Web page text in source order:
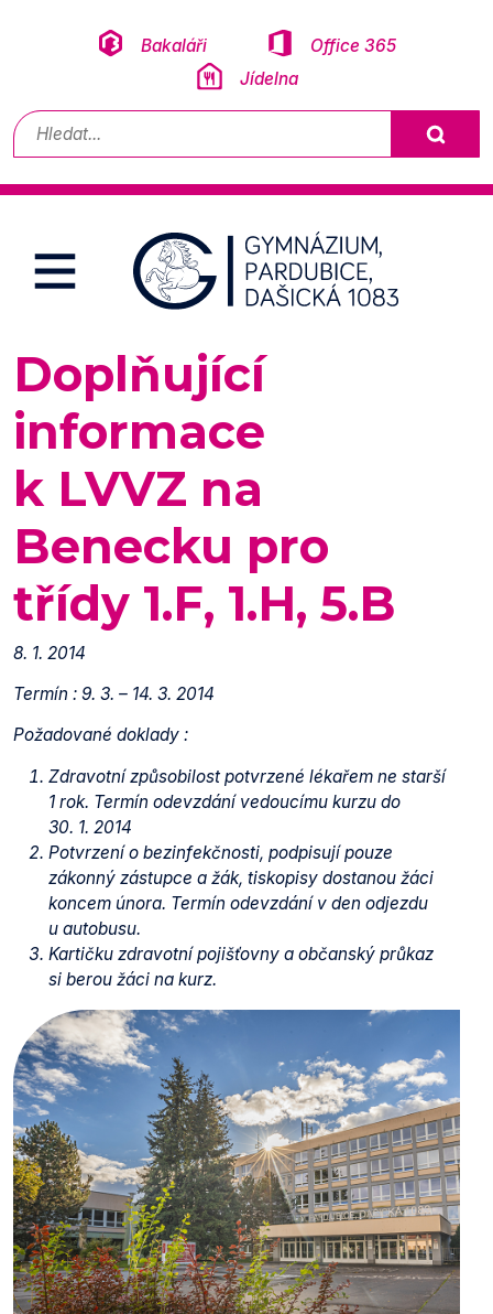
Bakaláři
Office 365
Jídelna
Vyhledávání
Doplňující
informace
k LVVZ na
Benecku pro
třídy 1.F, 1.H, 5.B
8. 1. 2014
Termín : 9. 3. – 14. 3. 2014
Požadované doklady :
Zdravotní způsobilost potvrzené lékařem ne starší
1 rok. Termín odevzdání vedoucímu kurzu do
30. 1. 2014
Potvrzení o bezinfekčnosti, podpisují pouze
zákonný zástupce a žák, tiskopisy dostanou žáci
koncem února. Termín odevzdání v den odjezdu
u autobusu.
Kartičku zdravotní pojišťovny a občanský průkaz
si berou žáci na kurz.